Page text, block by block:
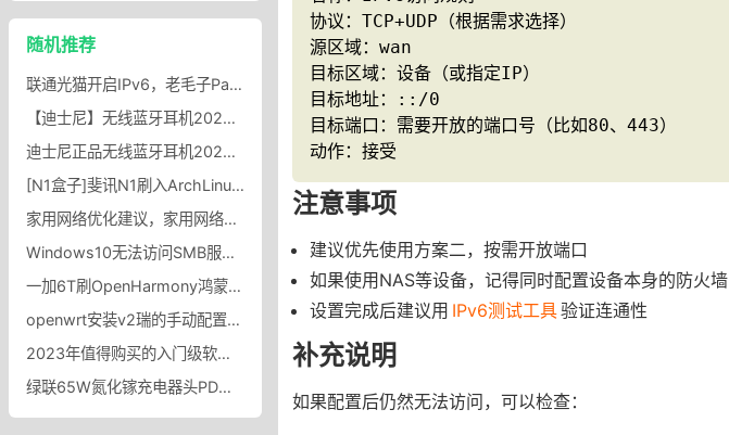
charset=utf8
随机推荐
联通光猫开启IPv6，老毛子Padavan路由器固件开启IPv6,Padavan安装6relayd实现IPv6转发
【迪士尼】无线蓝牙耳机2023新款运动入耳式降噪男女适用华为苹果_忆典影音专营店
迪士尼正品无线蓝牙耳机2023新款降噪运动女适用苹果华为小米oppo_迪士尼莱亚专卖店
[N1盒子]斐讯N1刷入ArchLinuxARM容器，N1盒子启动运行ArchLinuxARM容器系统
家用网络优化建议，家用网络几点优化建议经验 NAT类型测试
Windows10无法访问SMB服务错误代码：0X80070035找不到网络路径
一加6T刷OpenHarmony鸿蒙系统刷机包下载OnePlus6T OpenHarmony刷机
openwrt安装v2瑞的手动配置教程openwrt安装v2瑞及设置教程
2023年值得购买的入门级软路由型号推荐
绿联65W氮化镓充电器头PD快充通用Gan适用苹果华为小米笔记本手机macbookpro电脑air双typec多口三插头多功能_绿联数码旗舰店
协议：TCP+UDP（根据需求选择）
源区域：wan
目标区域：设备（或指定IP）
目标地址：::/0
目标端口：需要开放的端口号（比如80、443）
动作：接受
注意事项
建议优先使用方案二，按需开放端口
如果使用NAS等设备，记得同时配置设备本身的防火墙
设置完成后建议用 IPv6测试工具验证连通性
补充说明
如果配置后仍然无法访问，可以检查：